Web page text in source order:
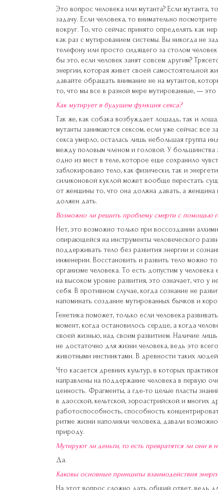
Это вопрос человека или мутанта? Если мутанта,
задачу. Если человека, то внимательно
вокруг. То, что сейчас принято определять как
как раз с мутированием системы. Вы никогда не
телефону или просто сидящего за столом
бы это, если человек занят совсем другим?
энергии, которая живет своей самостоятельной
давайте обращать внимание не на мутантов,
то, что мы все в разной мере мутированные, — это
Как мутирует в будущем функция секса?
Так же, как собака возбуждает лошадь, так и
мутанты занимаются сексом, если уже сейчас все
секса умерло, осталась лишь небольшая группа
между половым членом и головой. У большинства
одно из мест в теле, которое еще сохранило
заблокировано тело, как физически, так и
силиконовой куклой может вообще перестать
от женщины то, что она должна давать, а
должен дать.
Возможно ли решить проблему смерти с помощью
Нет, это возможно только при воссоздании
опирающейся на инструменты человеческого
поддерживать тело без развития энергии и
инженерии. Восстановить и развить тело можно
организме человека. То есть допустим у
на высоком уровне развития, это означает, что у
себя. В противном случае, когда сознание не
напоминать создание мутированных бычков и
Генетика поможет, только если человека
момент, когда остановилось сердце, а когда
своей жизнью, над своим развитием. Наличие
не достаточно для жизни человека, ведь это
животными инстинктами. В древности таких
Что касается древних культур, в которых
направлены на поддержание человека в первую
ценность. Фрагменты, а где-то целые пласты
в даосской, кельтской, зороастрийской и многих
работоспособность, способность
ритме жизни наполняли человека, давали
природу.
Мутируют ли деньги, то есть превратятся ли они
Да.
Каковы основные принципы взаимодействия
На этот вопрос сложно дать общий ответ, ведь